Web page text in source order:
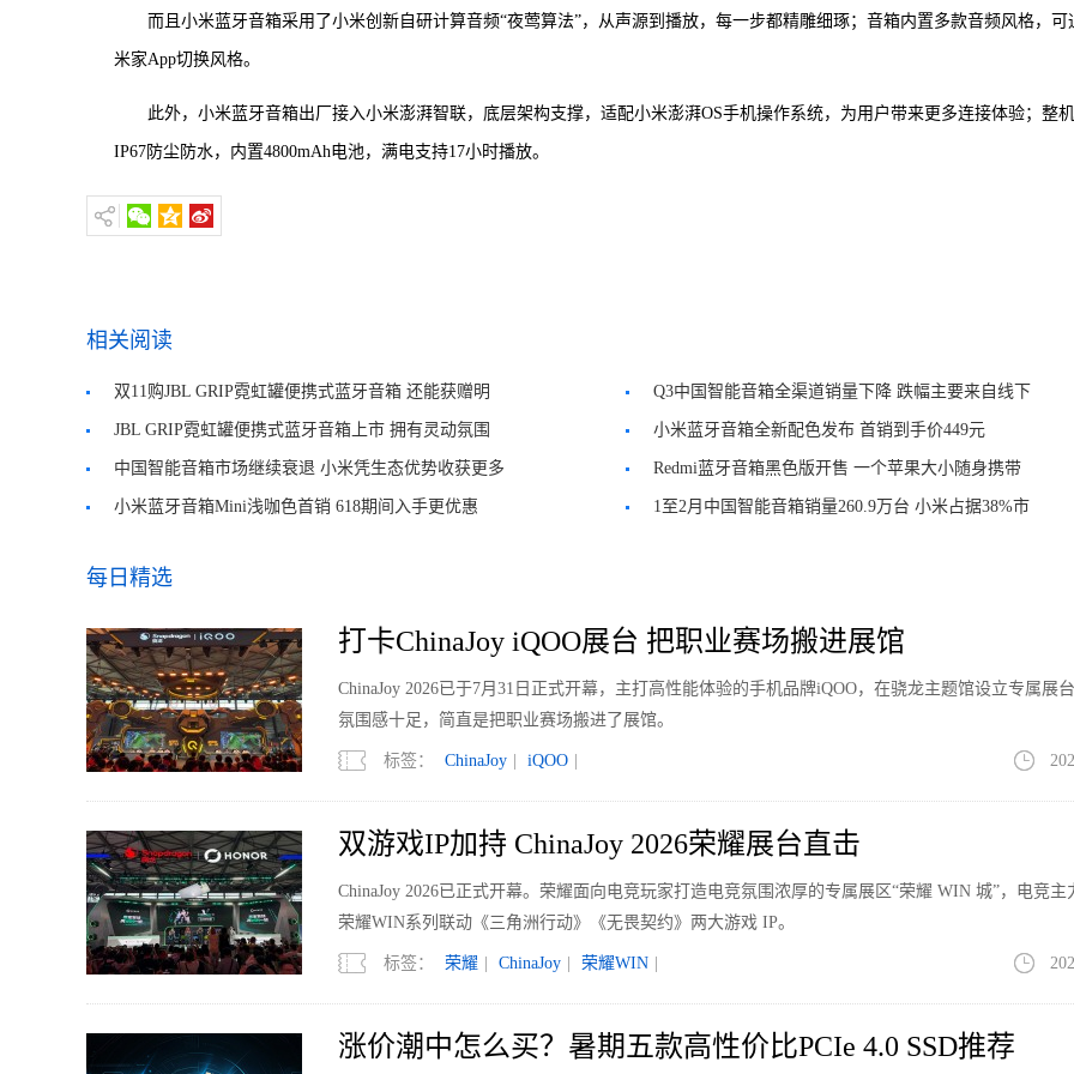
而且小米蓝牙音箱采用了小米创新自研计算音频“夜莺算法”，从声源到播放，每一步都精雕细琢；音箱内置多款音频风格，可
米家App切换风格。
此外，小米蓝牙音箱出厂接入小米澎湃智联，底层架构支撑，适配小米澎湃OS手机操作系统，为用户带来更多连接体验；整机
IP67防尘防水，内置4800mAh电池，满电支持17小时播放。
相关阅读
双11购JBL GRIP霓虹罐便携式蓝牙音箱 还能获赠明
星周边
Q3中国智能音箱全渠道销量下降 跌幅主要来自线下
JBL GRIP霓虹罐便携式蓝牙音箱上市 拥有灵动氛围
灯效
小米蓝牙音箱全新配色发布 首销到手价449元
中国智能音箱市场继续衰退 小米凭生态优势收获更多
份额增长
Redmi蓝牙音箱黑色版开售 一个苹果大小随身携带
小米蓝牙音箱Mini浅咖色首销 618期间入手更优惠 1至2月中国智能音箱销量260.9万台 小米占据38%市
每日精选
打卡ChinaJoy iQOO展台 把职业赛场搬进展馆
ChinaJoy 2026已于7月31日正式开幕，主打高性能体验的手机品牌iQOO，在骁龙主题馆设立专属展
氛围感十足，简直是把职业赛场搬进了展馆。
标签： ChinaJoy iQOO
双游戏IP加持 ChinaJoy 2026荣耀展台直击
ChinaJoy 2026已正式开幕。荣耀面向电竞玩家打造电竞氛围浓厚的专属展区“荣耀 WIN 城”，电竞主
荣耀WIN系列联动《三角洲行动》《无畏契约》两大游戏 IP。
标签： 荣耀 ChinaJoy 荣耀WIN
涨价潮中怎么买？暑期五款高性价比PCIe 4.0 SSD推荐